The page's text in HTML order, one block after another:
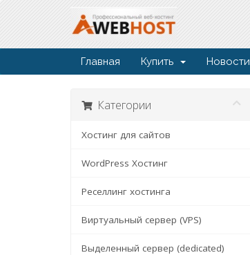
Главная Купить Новости
Категории
Хостинг для сайтов
WordPress Хостинг
Реселлинг хостинга
Виртуальный сервер (VPS)
Выделенный сервер (dedicated)